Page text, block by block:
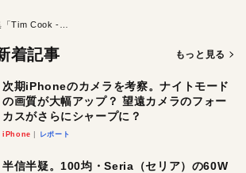
着記事 もっと見る
次期iPhoneのカメラを考察。ナイトモード
の画質が大幅アップ？ 望遠カメラのフォー
カスがさらにシャープに？
iPhone レポート
半信半疑。100均・Seria（セリア）の60W